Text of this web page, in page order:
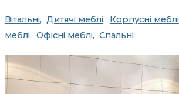
Вітальні Дитячі меблі Корпусні меблі
меблі
Офісні меблі Спальні